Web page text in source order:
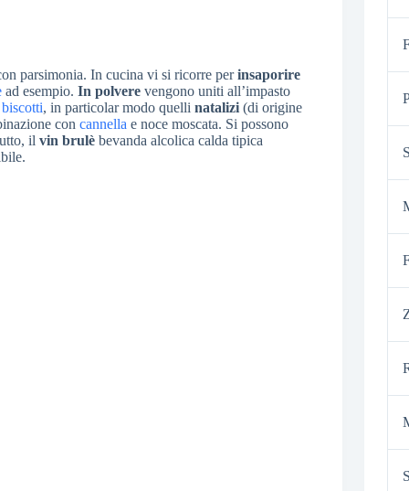
parsimonia. In cucina vi si ricorre perinsaporire
ad esempio. In polvere vengono uniti all’impasto
biscotti, in particolar modo quelli natalizi (di origine
con cannella e noce moscata. Si possono
il vin brulè bevanda alcolica calda tipica